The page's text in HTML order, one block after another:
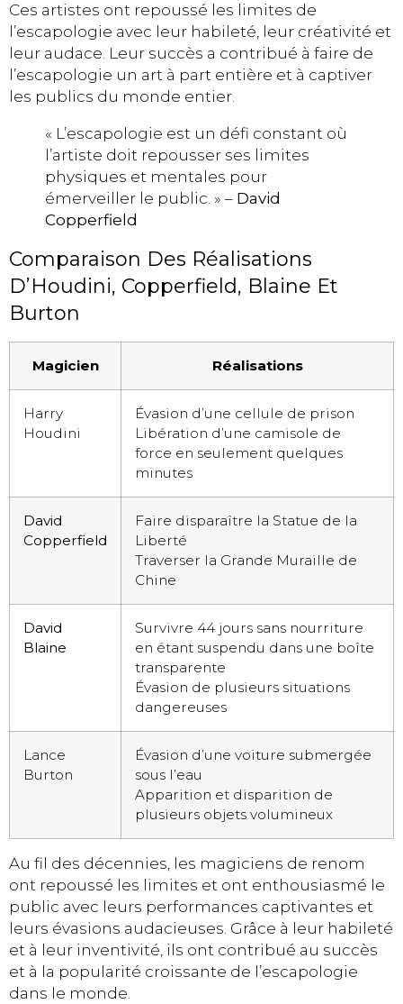
Ces artistes ont repoussé les limites de
l’escapologie avec leur habileté, leur créativité et
leur audace. Leur succès a contribué à faire de
l’escapologie un art à part entière et à captiver
les publics du monde entier.
« L’escapologie est un défi constant où
l’artiste doit repousser ses limites
physiques et mentales pour
émerveiller le public. » – David
Copperfield
Comparaison Des Réalisations
D’Houdini, Copperfield, Blaine Et
Burton
Magicien Réalisations
Harry
Houdini
Évasion d’une cellule de prison
Libération d’une camisole de
force en seulement quelques
minutes
David
Copperfield
Faire disparaître la Statue de la
Liberté
Traverser la Grande Muraille de
Chine
David
Blaine
Survivre 44 jours sans nourriture
en étant suspendu dans une boîte
transparente
Évasion de plusieurs situations
dangereuses
Lance
Burton
Évasion d’une voiture submergée
sous l’eau
Apparition et disparition de
plusieurs objets volumineux
Au fil des décennies, les magiciens de renom
ont repoussé les limites et ont enthousiasmé le
public avec leurs performances captivantes et
leurs évasions audacieuses. Grâce à leur habileté
et à leur inventivité, ils ont contribué au succès
et à la popularité croissante de l’escapologie
dans le monde.